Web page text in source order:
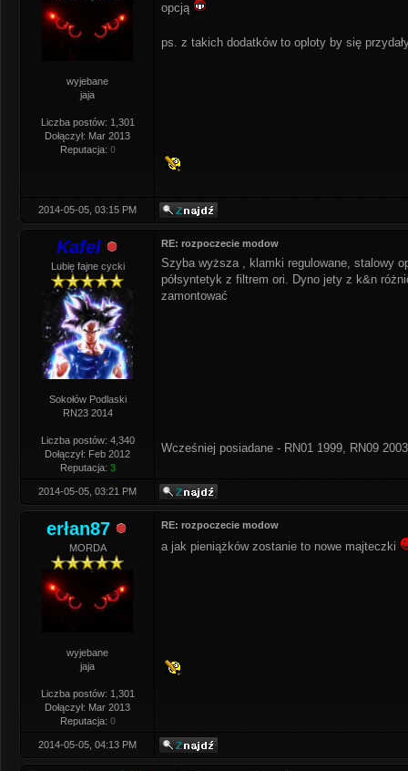
wyjebane
jaja
Liczba postów: 1,301
Dołączył: Mar 2013
Reputacja: 0
opcją
ps. z takich dodatków to oploty by się
2014-05-05, 03:15 PM
Kafel
Lubię fajne cycki
Sokołów Podlaski
RN23 2014
Liczba postów: 4,340
Dołączył: Feb 2012
Reputacja: 3
RE: rozpoczecie modow
Szyba wyższa , klamki regulowane, stalowy
półsyntetyk z filtrem ori. Dyno jety z k&n
zamontować
Wcześniej posiadane - RN01 1999, RN09
2014-05-05, 03:21 PM
erłan87
MORDA
wyjebane
jaja
Liczba postów: 1,301
Dołączył: Mar 2013
Reputacja: 0
RE: rozpoczecie modow
a jak pieniążków zostanie to nowe majteczki
2014-05-05, 04:13 PM